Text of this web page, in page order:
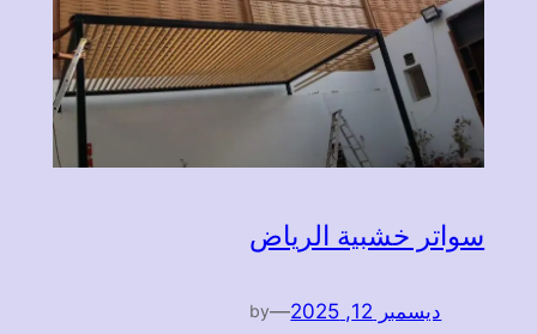
سواتر خشبية الرياض
ديسمبر 12, 2025 —
by